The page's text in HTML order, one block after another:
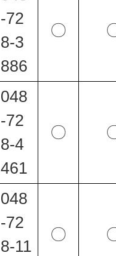
-72
8-3
886
〇
048
-72
8-4
461
〇
048
-72
8-11
〇